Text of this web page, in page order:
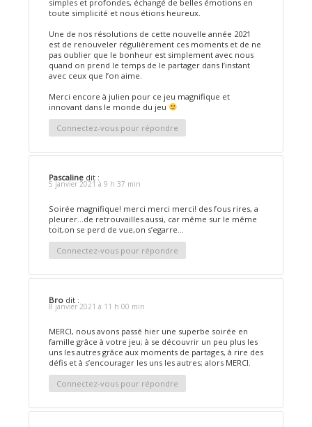
simples et profondes, échangé de belles émotions en
toute simplicité et nous étions heureux.
Une de nos résolutions de cette nouvelle année 2021
est de renouveler régulièrement ces moments et de ne
pas oublier que le bonheur est simplement avec nous
quand on prend le temps de le partager dans l’instant
avec ceux que l’on aime.
Merci encore à julien pour ce jeu magnifique et
innovant dans le monde du jeu
Connectez-vous pour répondre
Pascaline dit :
5 janvier 2021 à 9 h 37 min
Soirée magnifique! merci merci merci! des fous rires, a
pleurer…de retrouvailles aussi, car même sur le même
toit,on se perd de vue,on s’egarre…
Connectez-vous pour répondre
Bro dit :
8 janvier 2021 à 11 h 00 min
MERCI, nous avons passé hier une superbe soirée en
famille grâce à votre jeu; à se découvrir un peu plus les
uns les autres grâce aux moments de partages, à rire des
défis et à s’encourager les uns les autres; alors MERCI.
Connectez-vous pour répondre